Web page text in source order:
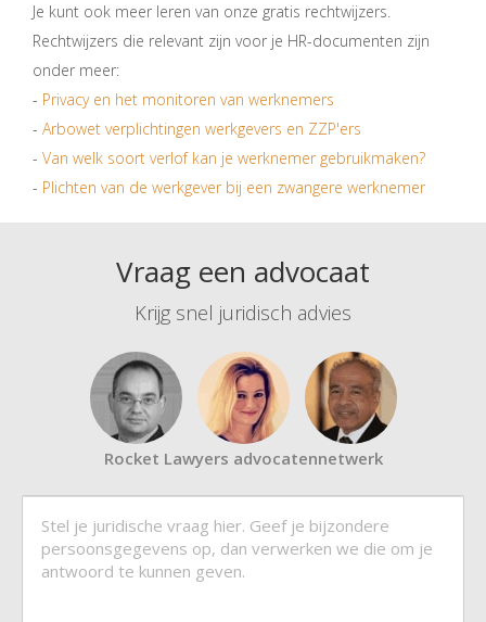
Je kunt ook meer leren van onze gratis rechtwijzers.
Rechtwijzers die relevant zijn voor je HR-documenten zijn
onder meer:
- Privacy en het monitoren van werknemers
- Arbowet verplichtingen werkgevers en ZZP'ers
- Van welk soort verlof kan je werknemer gebruikmaken?
- Plichten van de werkgever bij een zwangere werknemer
Vraag een advocaat
Krijg snel juridisch advies
Rocket Lawyers advocatennetwerk